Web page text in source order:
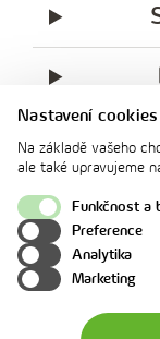
Nastavení
Na základě vašeho
ale také upravujeme
souhlasu. Svoje
„Nastavení
osobními údaji
naleznete na webové
Funkčnost a
Preference
Analytika
Marketing